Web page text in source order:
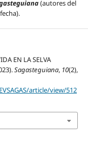
(autores del
EN LA SELVA
Sagasteguiana, 10(2),
article/view/512